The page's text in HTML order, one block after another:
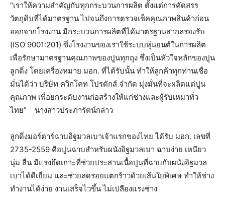
“เราให้ความสำคัญกับทุกกระบวนการผลิต ตั้งแต่การคัดสรร
วัตถุดิบที่ได้มาตรฐาน ไปจนถึงการตรวจเช็คคุณภาพสินค้าก่อน
ออกจากโรงงาน มีกระบวนการผลิตที่ได้มาตรฐานสากลรองรับ
(ISO 9001:201) ซึ่งโรงงานของเราใช้ระบบหุ่นยนต์ในการผลิต
เพื่อรักษามาตรฐานคุณภาพของปูนทุกถุง ซึ่งเป็นหัวใจหลักของปูน
ลูกดิ่ง โดยเครื่องหมาย มอก. ที่ได้รับนั้น ทำให้ลูกค้าทุกท่านเชื่อ
มั่นได้ว่า บริษัท ควิกโคท โปรดักส์ จำกัด มุ่งมั่นที่จะผลิตแต่ปูน
คุณภาพ เพื่อยกระดับงานก่อสร้างให้แก่ช่างและผู้รับเหมาทั่ว
ไทย” นางสาวประภารัตน์กล่าว
ลูกดิ่งมอร์ตาร์ฉาบอิฐมวลเบาเจ้าแรกของไทย ได้รับ มอก. เลขที่
2735-2559 คือปูนฉาบสำหรับผนังอิฐมวลเบา ฉาบง่าย เหนียว
นุ่ม ลื่น มีแรงยึดเกาะที่ช่วยประสานเนื้อปูนที่ฉาบกับผนังอิฐมวล
เบาได้ดีเยี่ยม และช่วยลดรอยแตกร้าวด้วยเส้นใยพิเศษ ทำให้ช่าง
ทำงานได้ง่าย งานเสร็จไวขึ้น ไม่เปลืองแรงช่าง